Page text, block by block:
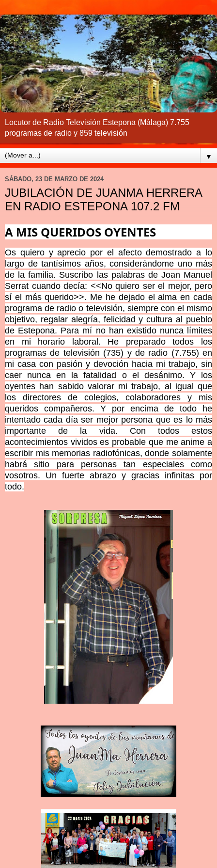
Locutor de Radio Televisión Estepona (Málaga) 7.755
programas de radio y 859 televisión
▼
SÁBADO, 23 DE MARZO DE 2024
JUBILACIÓN DE JUANMA HERRERA
EN RADIO ESTEPONA 107.2 FM
A MIS QUERIDOS OYENTES
Os quiero y aprecio por el afecto demostrado a lo
largo de tantísimos años, considerándome uno más
de la familia. Suscribo las palabras de Joan Manuel
Serrat cuando decía: <<No quiero ser el mejor, pero
sí el más querido>>. Me he dejado el alma en cada
programa de radio o televisión, siempre con el mismo
objetivo, regalar alegría, felicidad y cultura al pueblo
de Estepona. Para mí no han existido nunca límites
en mi horario laboral. He preparado todos
los
programas de televisión (735) y de radio (7.755) en
mi casa con pasión y devoción hacia mi trabajo, sin
caer nunca en la fatalidad o el desánimo. Y los
oyentes han sabido valorar mi trabajo, al igual que
los directores de colegios, colaboradores y mis
queridos compañeros. Y por encima de todo he
intentado cada día ser mejor persona que es lo más
importante de la vida. Con todos estos
acontecimientos vividos es probable que me anime a
escribir mis memorias radiofónicas, donde solamente
habrá sitio para personas tan especiales como
vosotros. Un fuerte abrazo y gracias infinitas por
todo.